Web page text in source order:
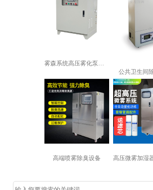
公共卫生间
高端喷雾除臭设备